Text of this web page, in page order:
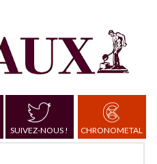
SUIVEZ-NOUS ! CHRONOMETAL